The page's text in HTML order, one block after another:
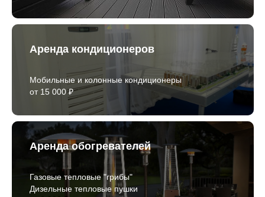
Аренда кондиционеров
Мобильные и колонные кондиционеры
от 15 000 ₽
Аренда обогревателей
Газовые тепловые "грибы"
Дизельные тепловые пушки